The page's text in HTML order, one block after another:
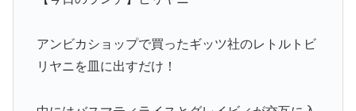
アンビカショップで買ったギッツ社のレトルトビ
リヤニを皿に出すだけ！